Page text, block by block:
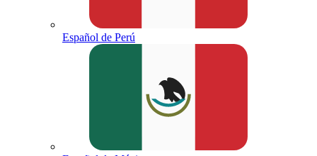
Español de Perú